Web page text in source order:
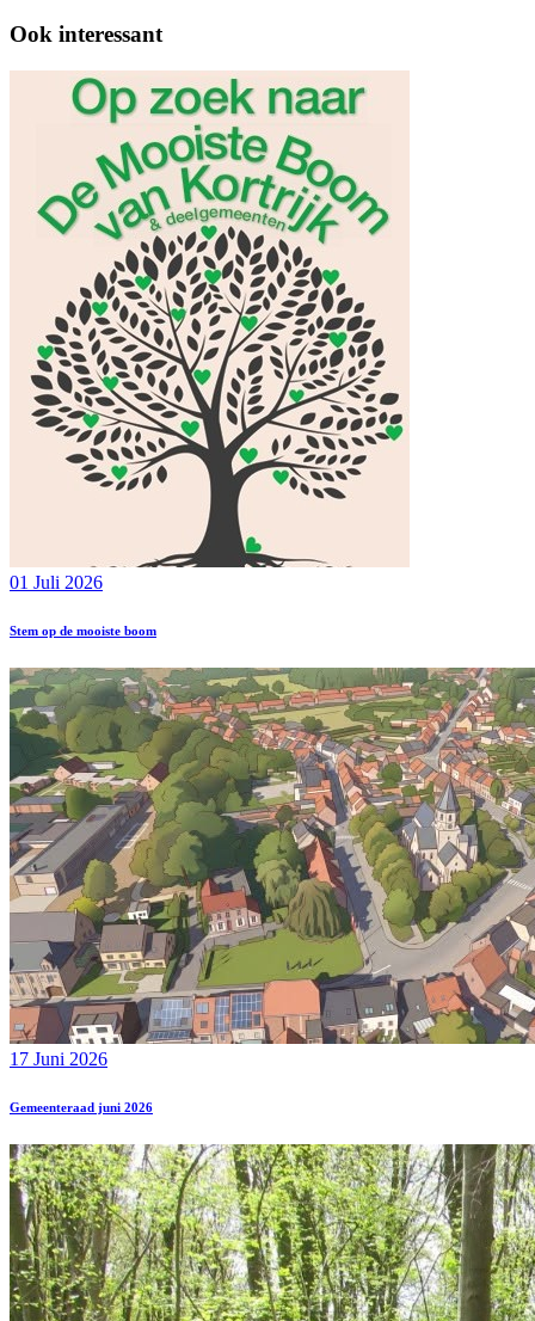
Ook interessant
01 Juli 2026
Stem op de mooiste boom
17 Juni 2026
Gemeenteraad juni 2026